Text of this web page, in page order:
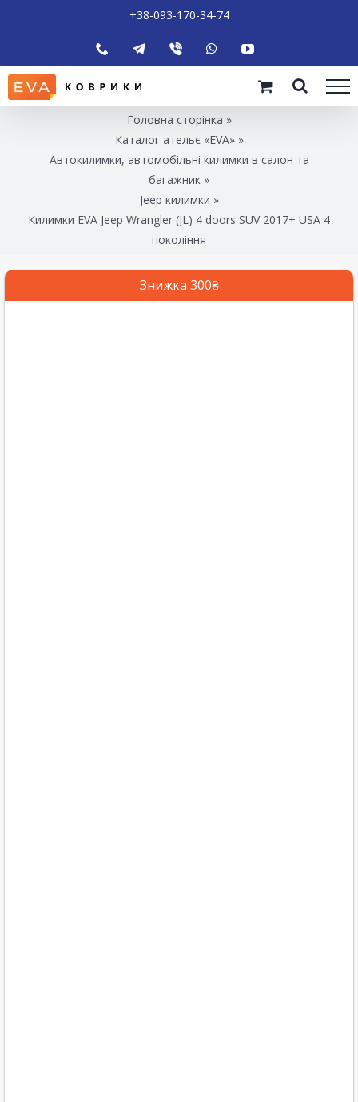
+38-093-170-34-74
Головна сторінка »
Каталог ательє «EVA»»
Автокилимки, автомобільні килимки в салон та
багажник »
Jeep килимки »
Килимки EVA Jeep Wrangler (JL) 4 doors SUV 2017+ USA 4
покоління
Знижка 300₴